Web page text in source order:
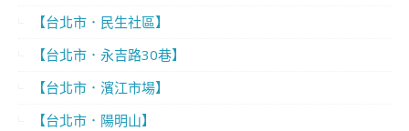
【台北市．民生社區】
【台北市．永吉路30巷】
【台北市．濱江市場】
【台北市．陽明山】